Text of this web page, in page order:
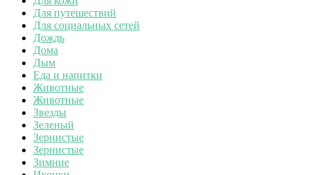
Для путешествий
Для социальных сетей
Дождь
Дома
Дым
Еда и напитки
Животные
Животные
Звезды
Зеленый
Зернистые
Зернистые
Зимние